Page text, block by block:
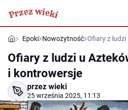
Epoki Nowożytność Ofiary z
Ofiary z ludzi u
i kontrowersje
przez wieki
25 września 2025, 11:13